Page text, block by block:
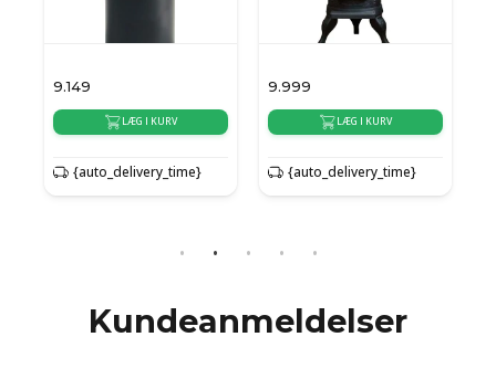
9.149
LÆG I KURV
{auto_delivery_time}
9.999
LÆG I KURV
{auto_delivery_time}
Kundeanmeldelser